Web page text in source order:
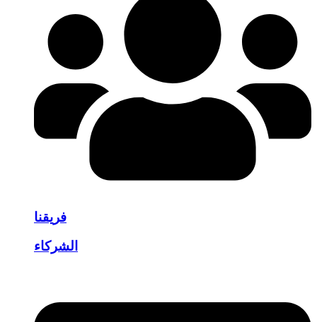
فريقنا
الشركاء